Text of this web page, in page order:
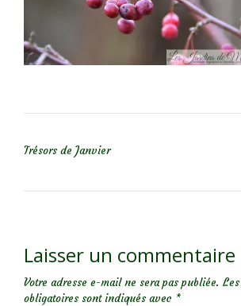
Trésors de Janvier
Laisser un commentaire
Votre adresse e-mail ne sera pas publiée.
obligatoires sont indiqués avec *